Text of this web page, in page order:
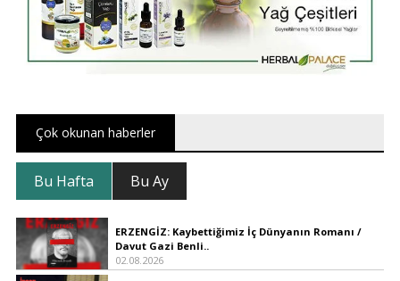
Çok okunan haberler
Bu Hafta Bu Ay
ERZENGİZ: Kaybettiğimiz İç Dünyanın Romanı /
Davut Gazi Benli..
02.08.2026